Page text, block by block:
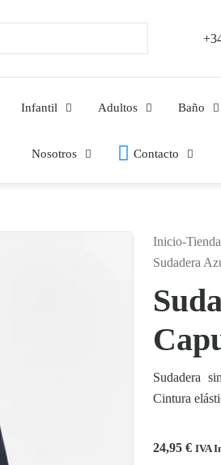
Infantil Adultos Baño
Nosotros Contacto
Inicio-Tienda
Sudadera
Sudadera
Cintura
24,95 € IVA